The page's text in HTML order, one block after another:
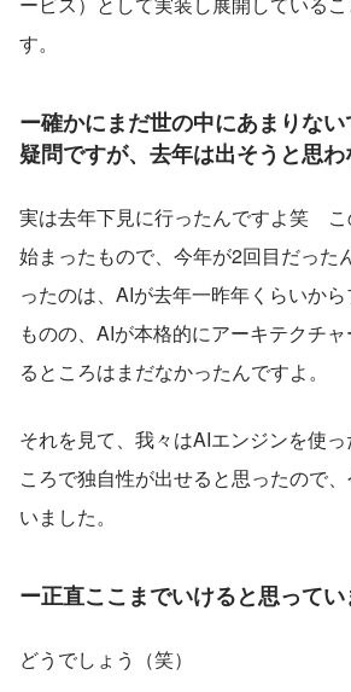
す。
ー確かにまだ世の中にあまりな
疑問ですが、去年は出そうと思わ
実は去年下見に行ったんですよ笑　
始まったもので、今年が2回目だった
ったのは、AIが去年一昨年くらいか
ものの、AIが本格的にアーキテクチ
るところはまだなかったんですよ。
それを見て、我々はAIエンジンを使
ころで独自性が出せると思ったので
いました。
ー正直ここまでいけると思って
どうでしょう（笑）